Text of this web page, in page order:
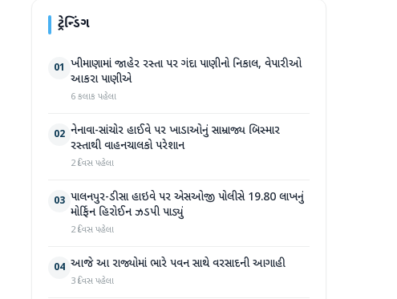
ટ્રેન્ડિંગ
01 ખીમાણામાં જાહેર રસ્તા પર ગંદા પાણીનો નિકાલ, વેપારીઓ
આકરા પાણીએ
6 કલાક પહેલા
02 નેનાવા-સાંચોર હાઈવે પર ખાડાઓનું સામ્રાજ્ય બિસ્માર
રસ્તાથી વાહનચાલકો પરેશાન
2 દિવસ પહેલા
03 પાલનપુર-ડીસા હાઇવે પર એસઓજી પોલીસે 19.80 લાખનું
મોર્ફિન હિરોઈન ઝડપી પાડ્યું
2 દિવસ પહેલા
04 આજે આ રાજ્યોમાં ભારે પવન સાથે વરસાદની આગાહી
3 દિવસ પહેલા